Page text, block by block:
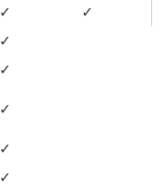
✓
✓
✓
✓
✓
✓
✓